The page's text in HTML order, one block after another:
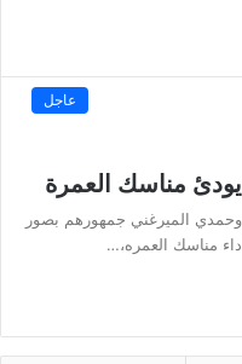
عاجل
مناسك العمرة
الميرغني جمهورهم بصور
مناسك العمره،…